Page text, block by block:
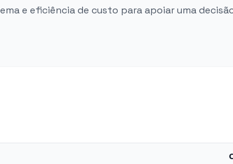
e eficiência de custo para apoiar uma